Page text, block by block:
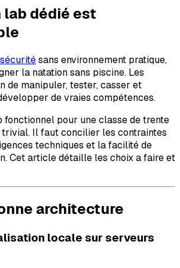
lab dédié est
sans environnement pratique,
la natation sans piscine. Les
de manipuler, tester, casser et
de vraies compétences.
fonctionnel pour une classe de trente
Il faut concilier les contraintes
techniques et la facilité de
Cet article détaille les choix a faire et
architecture
locale sur serveurs